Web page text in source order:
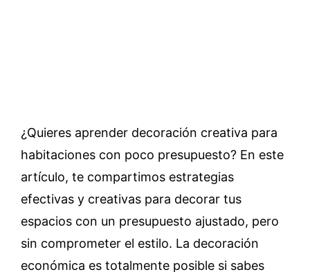
¿Quieres aprender decoración creativa para
habitaciones con poco presupuesto? En este
artículo, te compartimos estrategias
efectivas y creativas para decorar tus
espacios con un presupuesto ajustado, pero
sin comprometer el estilo. La decoración
económica es totalmente posible si sabes